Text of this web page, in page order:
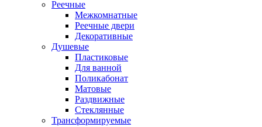
Реечные
Межкомнатные
Реечные двери
Декоративные
Душевые
Пластиковые
Для ванной
Поликабонат
Матовые
Раздвижные
Стеклянные
Трансформируемые